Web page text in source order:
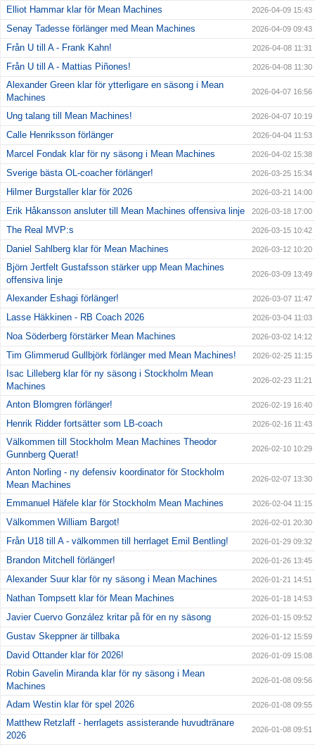
Elliot Hammar klar för Mean Machines 2026-04-09 15:43
Senay Tadesse förlänger med Mean Machines 2026-04-09 09:43
Från U till A - Frank Kahn! 2026-04-08 11:31
Från U till A - Mattias Piñones! 2026-04-08 11:30
Alexander Green klar för ytterligare en säsong i Mean
Machines
2026-04-07 16:56
Ung talang till Mean Machines! 2026-04-07 10:19
Calle Henriksson förlänger 2026-04-04 11:53
Marcel Fondak klar för ny säsong i Mean Machines 2026-04-02 15:38
Sverige bästa OL-coacher förlänger! 2026-03-25 15:34
Hilmer Burgstaller klar för 2026 2026-03-21 14:00
Erik Håkansson ansluter till Mean Machines offensiva linje 2026-03-18 17:00
The Real MVP:s 2026-03-15 10:42
Daniel Sahlberg klar för Mean Machines 2026-03-12 10:20
Björn Jertfelt Gustafsson stärker upp Mean Machines
offensiva linje
2026-03-09 13:49
Alexander Eshagi förlänger! 2026-03-07 11:47
Lasse Häkkinen - RB Coach 2026 2026-03-04 11:03
Noa Söderberg förstärker Mean Machines 2026-03-02 14:12
Tim Glimmerud Gullbjörk förlänger med Mean Machines! 2026-02-25 11:15
Isac Lilleberg klar för ny säsong i Stockholm Mean
Machines
2026-02-23 11:21
Anton Blomgren förlänger! 2026-02-19 16:40
Henrik Ridder fortsätter som LB-coach 2026-02-16 11:43
Välkommen till Stockholm Mean Machines Theodor
Gunnberg Querat!
2026-02-10 10:29
Anton Norling - ny defensiv koordinator för Stockholm
Mean Machines
2026-02-07 13:30
Emmanuel Häfele klar för Stockholm Mean Machines 2026-02-04 11:15
Välkommen William Bargot! 2026-02-01 20:30
Från U18 till A - välkommen till herrlaget Emil Bentling! 2026-01-29 09:32
Brandon Mitchell förlänger! 2026-01-26 13:45
Alexander Suur klar för ny säsong i Mean Machines 2026-01-21 14:51
Nathan Tompsett klar för Mean Machines 2026-01-18 14:53
Javier Cuervo González kritar på för en ny säsong 2026-01-15 09:52
Gustav Skeppner är tillbaka 2026-01-12 15:59
David Ottander klar för 2026! 2026-01-09 15:08
Robin Gavelin Miranda klar för ny säsong i Mean
Machines
2026-01-08 09:56
Adam Westin klar för spel 2026 2026-01-08 09:55
Matthew Retzlaff - herrlagets assisterande huvudtränare
2026
2026-01-08 09:51